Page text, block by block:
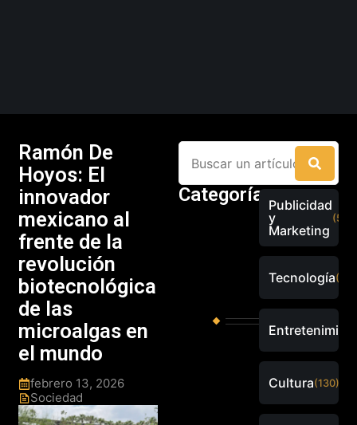
Ramón De
Hoyos: El
innovador
mexicano al
frente de la
revolución
biotecnológica
de las
microalgas en
el mundo
febrero 13, 2026
Sociedad
CategoríasPublicidad
y
Marketing
Tecnología
Cultura(130)